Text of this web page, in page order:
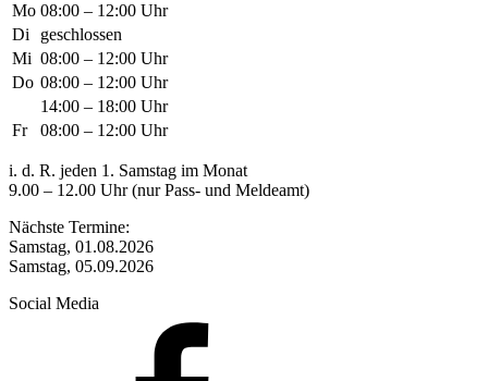
Mo 08:00 – 12:00 Uhr
Di
geschlossen
Mi 08:00 – 12:00 Uhr
Do 08:00 – 12:00 Uhr
14:00 – 18:00 Uhr
Fr
08:00 – 12:00 Uhr
i. d. R. jeden 1. Samstag im Monat
9.00 – 12.00 Uhr (nur Pass- und Meldeamt)
Nächste Termine:
Samstag, 01.08.2026
Samstag, 05.09.2026
Social Media